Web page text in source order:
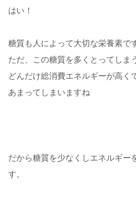
はい！
糖質も人によって大切な栄養素で
ただ、この糖質を多くとってしま
どんだけ総消費エネルギーが高く
あまってしまいますね
だから糖質を少なくしエネルギー
す。